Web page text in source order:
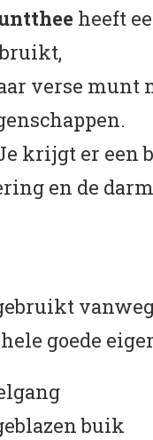
heeft
verse munt
krijgt er een
en de
goede
buik